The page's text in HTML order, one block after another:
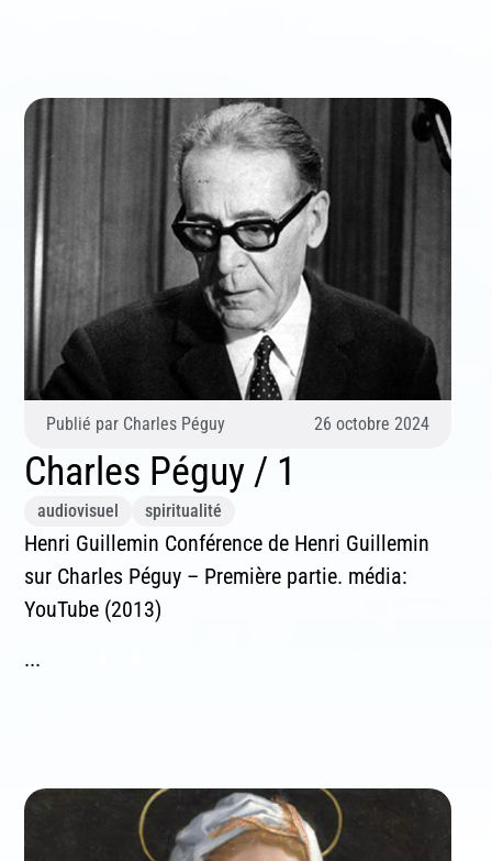
Publié par Charles Péguy 26 octobre 2024
Charles Péguy / 1
audiovisuel spiritualité
Henri Guillemin Conférence de Henri Guillemin
sur Charles Péguy – Première partie. média:
YouTube (2013)
...